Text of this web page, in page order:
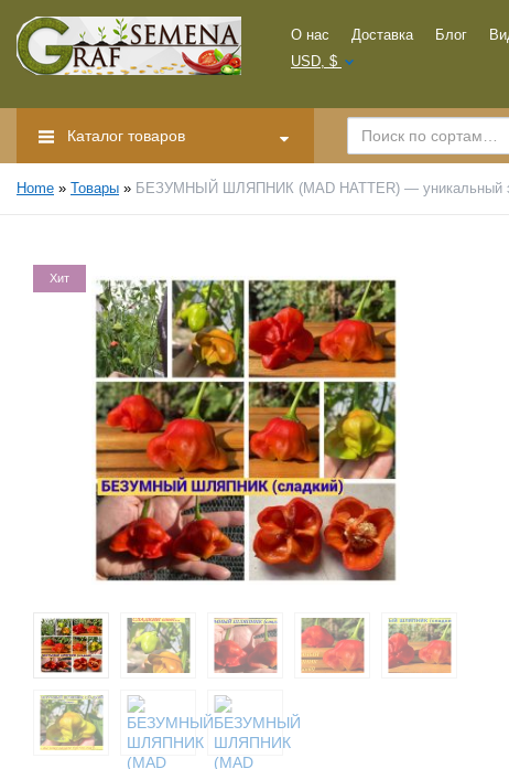
О нас Доставка Блог
USD, $
Каталог товаров
Home » Товары » БЕЗУМНЫЙ ШЛЯПНИК (MAD HATTER) — уникальный
Хит